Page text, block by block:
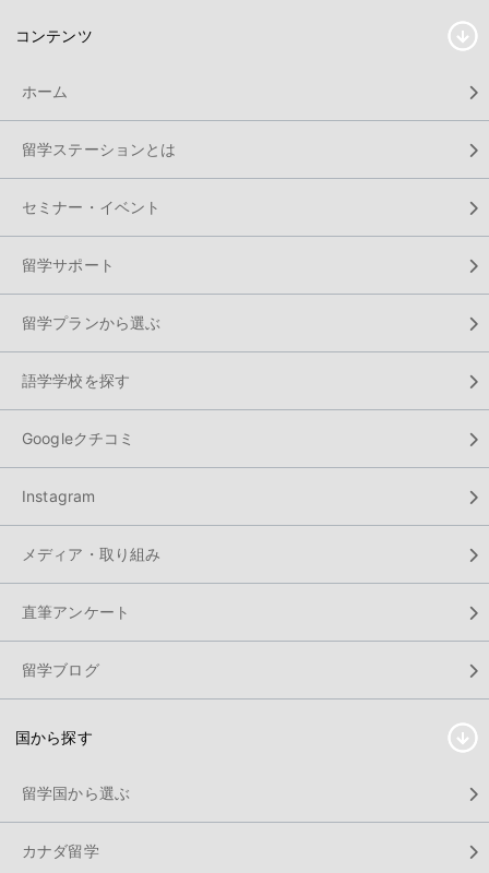
コンテンツ
ホーム
留学ステーションとは
セミナー・イベント
留学サポート
留学プランから選ぶ
語学学校を探す
Googleクチコミ
Instagram
メディア・取り組み
直筆アンケート
留学ブログ
国から探す
留学国から選ぶ
カナダ留学